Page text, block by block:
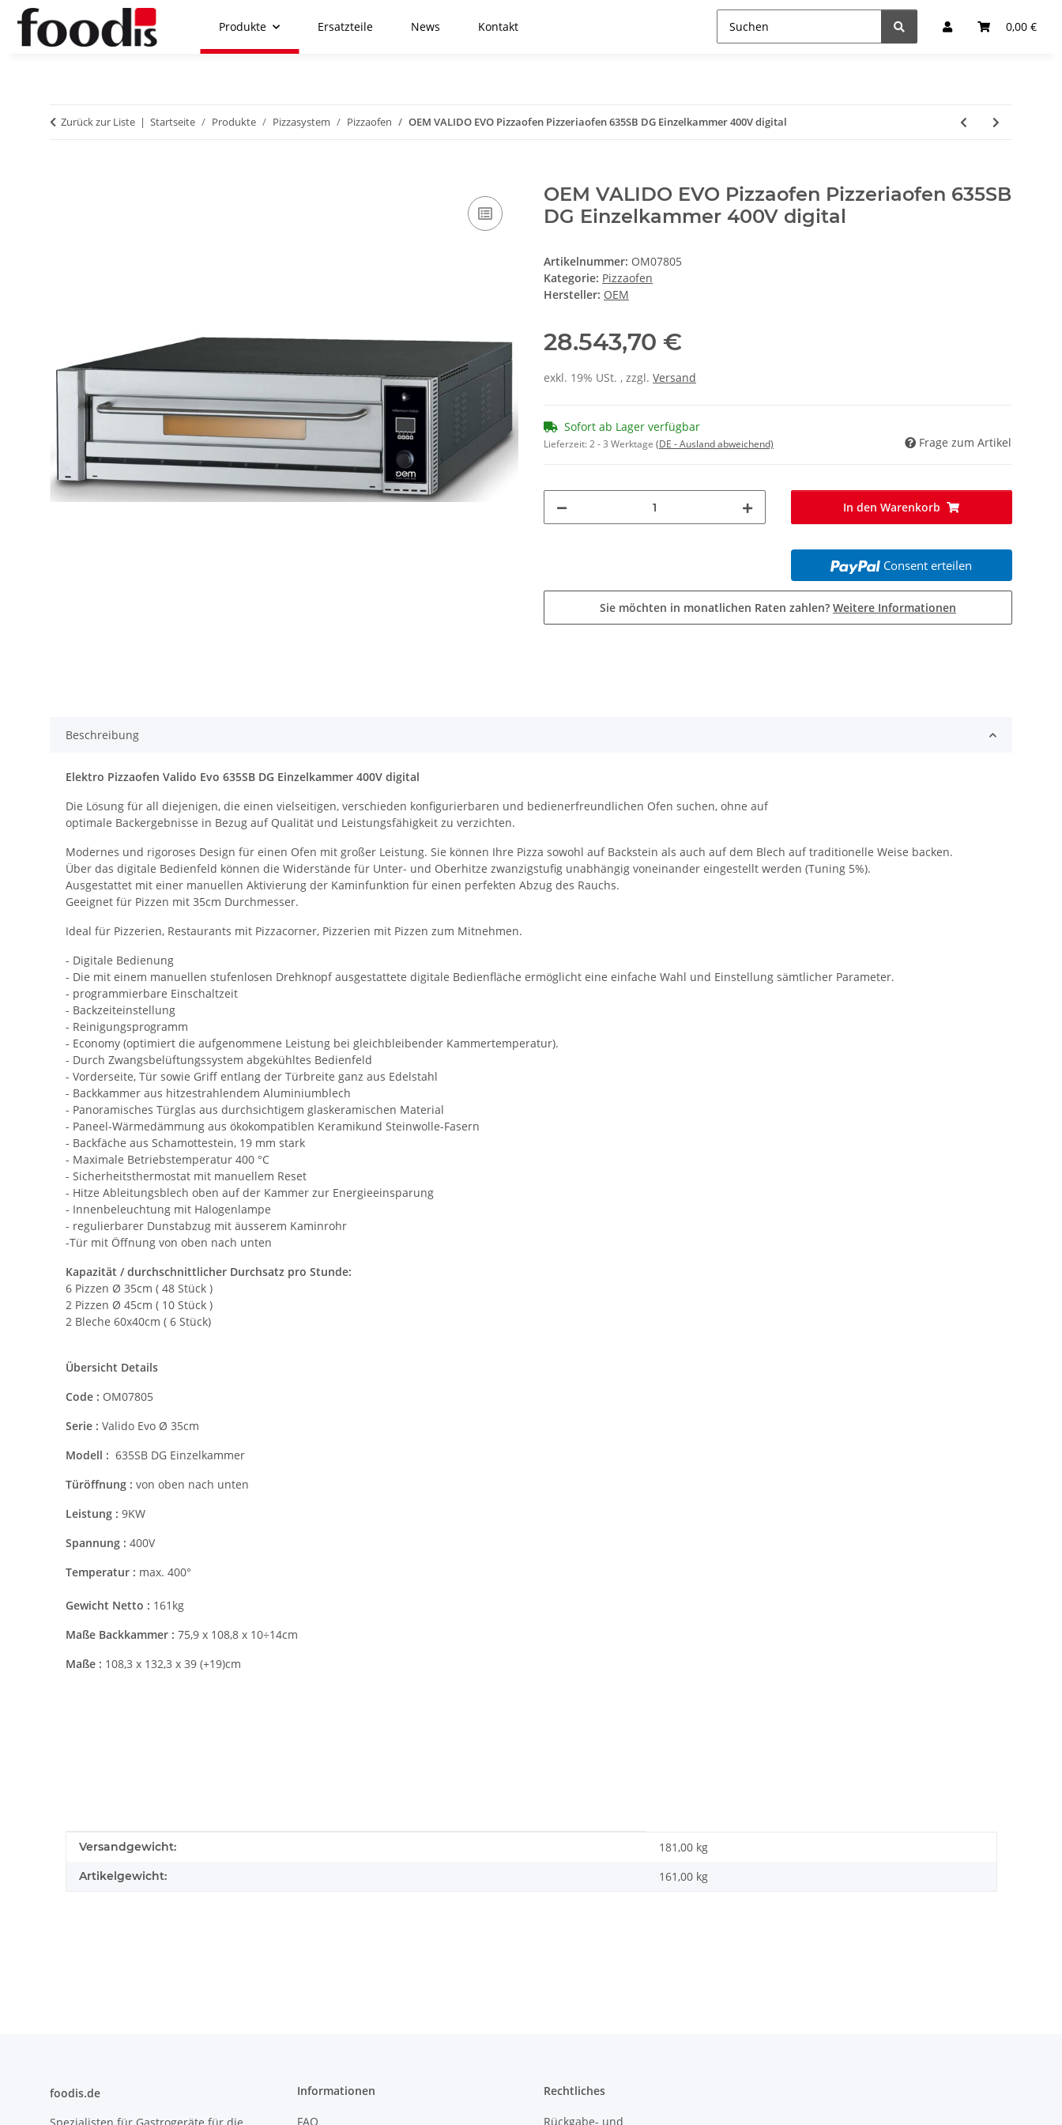
0,00 €
Produkte Ersatzteile News Kontakt
Zurück zur Liste Startseite Produkte Pizzasystem Pizzaofen OEM VALIDO EVO Pizzaofen Pizzeriaofen 635SB DG Einzelkammer 400V digital
OEM VALIDO EVO Pizzaofen Pizzeriaofen 635SB
DG Einzelkammer 400V digital
Artikelnummer: OM07805
Kategorie: Pizzaofen
Hersteller: OEM
28.543,70 €
exkl. 19% USt. , zzgl. Versand
Sofort ab Lager verfügbar
Lieferzeit:2 - 3 Werktage (DE - Ausland abweichend) Frage zum Artikel
In den Warenkorb
Consent erteilen
Sie möchten in monatlichen Raten zahlen? Weitere Informationen
Beschreibung
Elektro Pizzaofen Valido Evo 635SB DG Einzelkammer 400V digital
Die Lösung für all diejenigen, die einen vielseitigen, verschieden konfigurierbaren und bedienerfreundlichen Ofen suchen, ohne auf
optimale Backergebnisse in Bezug auf Qualität und Leistungsfähigkeit zu verzichten.
Modernes und rigoroses Design für einen Ofen mit großer Leistung. Sie können Ihre Pizza sowohl auf Backstein als auch auf dem Blech auf traditionelle Weise backen.
Über das digitale Bedienfeld können die Widerstände für Unter- und Oberhitze zwanzigstufig unabhängig voneinander eingestellt werden (Tuning 5%).
Ausgestattet mit einer manuellen Aktivierung der Kaminfunktion für einen perfekten Abzug des Rauchs.
Geeignet für Pizzen mit 35cm Durchmesser.
Ideal für Pizzerien, Restaurants mit Pizzacorner, Pizzerien mit Pizzen zum Mitnehmen.
- Digitale Bedienung
- Die mit einem manuellen stufenlosen Drehknopf ausgestattete digitale Bedienfläche ermöglicht eine einfache Wahl und Einstellung sämtlicher Parameter.
- programmierbare Einschaltzeit
- Backzeiteinstellung
- Reinigungsprogramm
- Economy (optimiert die aufgenommene Leistung bei gleichbleibender Kammertemperatur).
- Durch Zwangsbelüftungssystem abgekühltes Bedienfeld
- Vorderseite, Tür sowie Griff entlang der Türbreite ganz aus Edelstahl
- Backkammer aus hitzestrahlendem Aluminiumblech
- Panoramisches Türglas aus durchsichtigem glaskeramischen Material
- Paneel-Wärmedämmung aus ökokompatiblen Keramikund Steinwolle-Fasern
- Backfäche aus Schamottestein, 19 mm stark
- Maximale Betriebstemperatur 400 °C
- Sicherheitsthermostat mit manuellem Reset
- Hitze Ableitungsblech oben auf der Kammer zur Energieeinsparung
- Innenbeleuchtung mit Halogenlampe
- regulierbarer Dunstabzug mit äusserem Kaminrohr
-Tür mit Öffnung von oben nach unten
Kapazität / durchschnittlicher Durchsatz pro Stunde:
6 Pizzen Ø 35cm ( 48 Stück )
2 Pizzen Ø 45cm ( 10 Stück )
2 Bleche 60x40cm ( 6 Stück)
Übersicht Details
Code : OM07805
Serie : Valido Evo Ø 35cm
Modell : 635SB DG Einzelkammer
Türöffnung : von oben nach unten
Leistung : 9KW
Spannung : 400V
Temperatur : max. 400°
Gewicht Netto : 161kg
Maße Backkammer : 75,9 x 108,8 x 10÷14cm
Maße : 108,3 x 132,3 x 39 (+19)cm
Produkteigenschaft
Wert
Versandgewicht: 181,00 kg
Artikelgewicht: 161,00 kg
foodis.de
Informationen
FAQ
Rechtliches
Rückgabe- und